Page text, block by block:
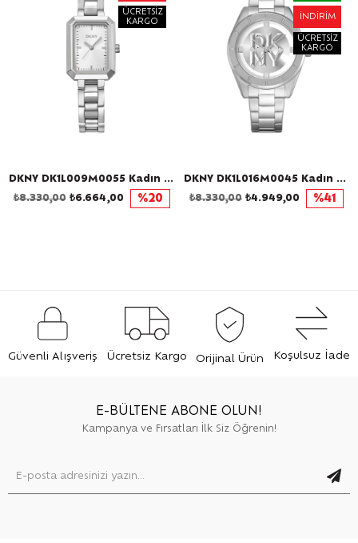
DKNY DK1L009M0055 Kadın Kol Saati
ÜCRETSIZ
KARGO
₺6.664,00
₺8.330,00 %20
DKNY DK1L016M0045 Kadın Kol Saati
İNDIRIM
ÜCRETSIZ
KARGO
₺4.949,00
₺8.330,00 %41
Güvenli Alışveriş Ücretsiz Kargo Orijinal Ürün Koşulsuz İade
E-BÜLTENE ABONE OLUN!
Kampanya ve Fırsatları İlk Siz Öğrenin!